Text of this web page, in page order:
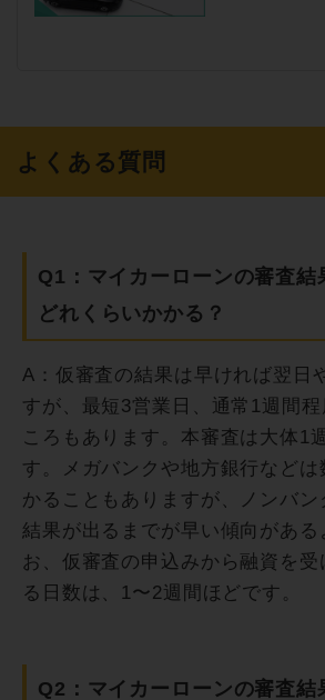
よくある質問
Q1：マイカーローンの審査結
どれくらいかかる？
A：仮審査の結果は早ければ翌日
すが、最短3営業日、通常1週間程
ころもあります。本審査は大体1
す。メガバンクや地方銀行など
かることもありますが、ノンバン
結果が出るまでが早い傾向がある
お、仮審査の申込みから融資を受
る日数は、1〜2週間ほどです。
Q2：マイカーローンの審査結